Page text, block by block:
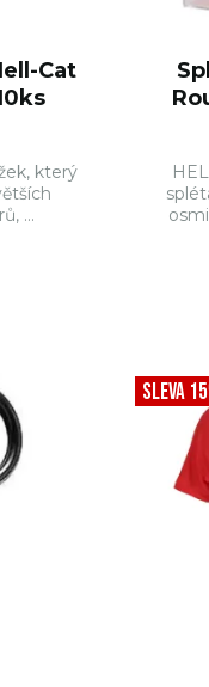
Cat
který
...
SLEVA